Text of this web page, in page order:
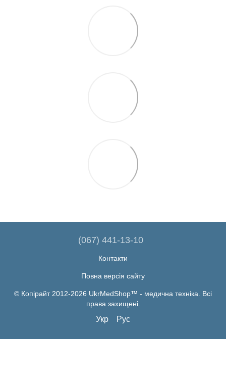
(067) 441-13-10
Контакти
Повна версія сайту
© Копірайт 2012-2026 UkrMedShop™ - медична техніка. Всі
права захищені.
Укр Рус